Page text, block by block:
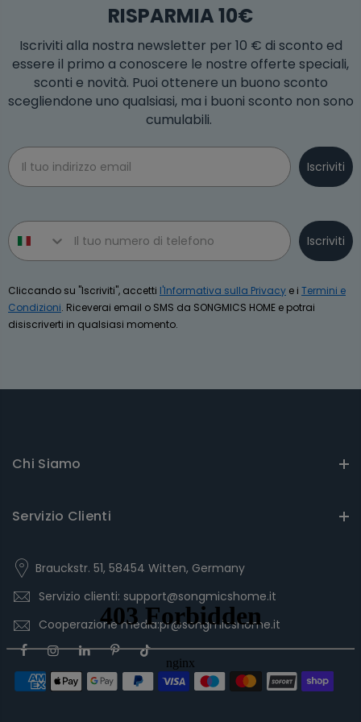
RISPARMIA 10€
Iscriviti alla nostra newsletter per 10 € di sconto ed
essere il primo a conoscere le nostre offerte speciali,
sconti e novità. Puoi ottenere un buono sconto
scegliendone uno qualsiasi, ma i buoni sconto non sono
cumulabili.
Email
Iscriviti
Phone number
Iscriviti
Cliccando su "Iscriviti", accetti l'Informativa sulla Privacy e i Termini e
Condizioni. Riceverai email o SMS da SONGMICS HOME e potrai
disiscriverti in qualsiasi momento.
Chi Siamo
Servizio Clienti
Brauckstr. 51, 58454 Witten, Germany
Servizio clienti: support@songmicshome.it
Cooperazione media:pr@songmicshome.it